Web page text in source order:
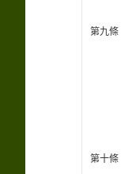
第九條
第十條